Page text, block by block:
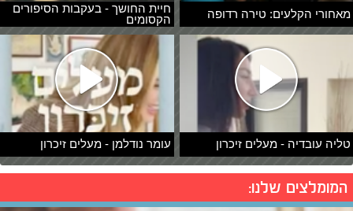
מאחורי הקלעים: טירה רדופה
חיית החושך - בעקבות הסיפורים
הקסומים
טליה עובדיה - מעלים זיכרון עומר נודלמן - מעלים זיכרון
המומלצים שלנו: